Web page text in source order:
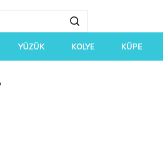
YÜZÜK KOLYE KÜPE